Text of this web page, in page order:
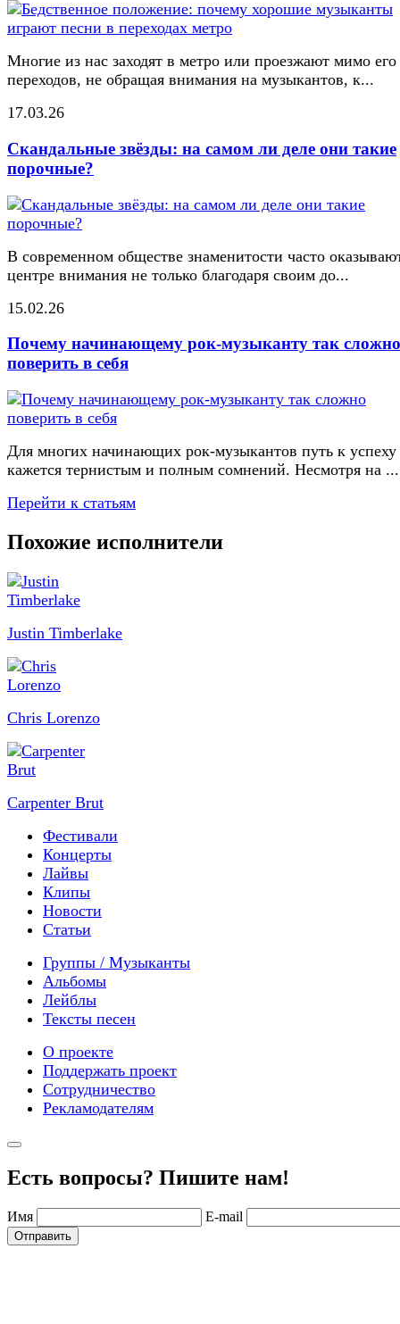
Многие из нас заходят в метро или проезжают мимо его
переходов, не обращая внимания на музыкантов, к...
17.03.26
Скандальные звёзды: на самом ли деле они такие
порочные?
В современном обществе знаменитости часто
центре внимания не только благодаря своим до...
15.02.26
Почему начинающему рок-музыканту так сложно
поверить в себя
Для многих начинающих рок-музыкантов путь к успеху
кажется тернистым и полным сомнений. Несмотря на ...
Перейти к статьям
Похожие исполнители
Justin Timberlake
Chris Lorenzo
Carpenter Brut
Фестивали
Концерты
Лайвы
Клипы
Новости
Статьи
Группы / Музыканты
Альбомы
Лейблы
Тексты песен
О проекте
Поддержать проект
Сотрудничество
Рекламодателям
Есть вопросы? Пишите нам!
Имя E-mail